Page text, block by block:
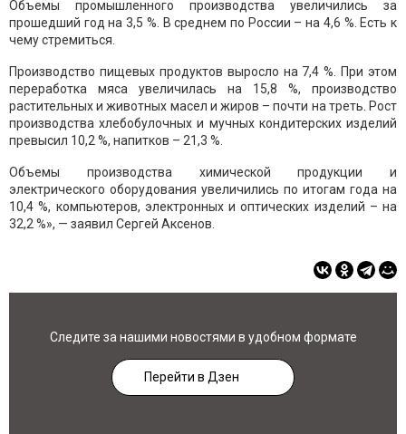
Объемы промышленного производства увеличились за
прошедший год на 3,5 %. В среднем по России – на 4,6 %. Есть к
чему стремиться.
Производство пищевых продуктов выросло на 7,4 %. При этом
переработка мяса увеличилась на 15,8 %, производство
растительных и животных масел и жиров – почти на треть. Рост
производства хлебобулочных и мучных кондитерских изделий
превысил 10,2 %, напитков – 21,3 %.
Объемы производства химической продукции и
электрического оборудования увеличились по итогам года на
10,4 %, компьютеров, электронных и оптических изделий – на
32,2 %», — заявил Сергей Аксенов.
Следите за нашими новостями в удобном формате
Перейти в Дзен